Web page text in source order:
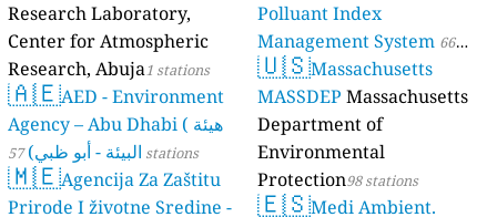
Research Laboratory,
Center for Atmospheric
Research, Abuja1 stations
🇦🇪AED - Environment
Agency – Abu Dhabi ( هيئة
البيئة - أبو ظبي) 57 stations
🇲🇪Agencija Za Zaštitu
Prirode I životne Sredine -
Polluant Index
Management System 66
stations
🇺🇸Massachusetts
MASSDEP Massachusetts
Department of
Environmental
Protection98 stations
🇪🇸Medi Ambient.